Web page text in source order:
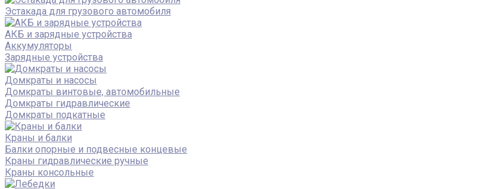
Эстакада для грузового автомобиля
АКБ и зарядные устройства
Аккумуляторы
Зарядные устройства
Домкраты и насосы
Домкраты винтовые, автомобильные
Домкраты гидравлические
Домкраты подкатные
Краны и балки
Балки опорные и подвесные концевые
Краны гидравлические ручные
Краны консольные